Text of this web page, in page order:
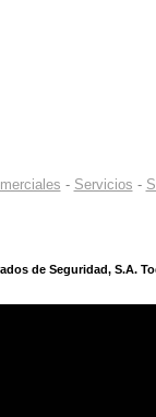
- Servicios -
de Seguridad, S.A.